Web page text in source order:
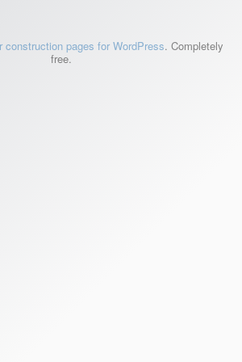
construction pages for WordPress. Completely
free.